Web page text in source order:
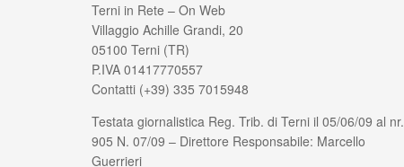
Terni in Rete – On Web
Villaggio Achille Grandi, 20
05100 Terni (TR)
P.IVA 01417770557
Contatti (+39) 335 7015948
Testata giornalistica Reg. Trib. di Terni il 05/06/09 al nr.
905 N. 07/09 – Direttore Responsabile: Marcello
Guerrieri